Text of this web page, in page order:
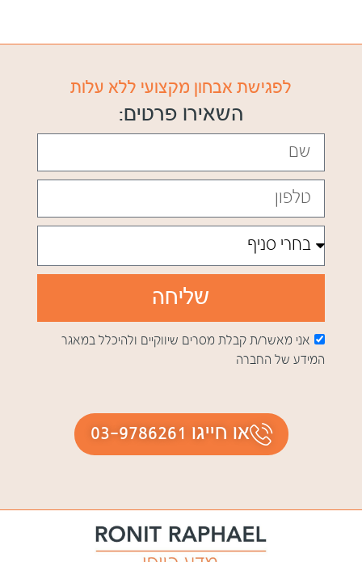
לפגישת אבחון מקצועי ללא עלות
השאירו פרטים:
אני מאשר/ת קבלת מסרים שיווקיים ולהיכלל במאגר
המידע של החברה
שליחה
או חייגו 03-9786261